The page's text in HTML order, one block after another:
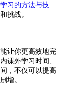
习的方法与技
挑战。
让你更高效地完
课外学习时间、
，不仅可以提高
增。